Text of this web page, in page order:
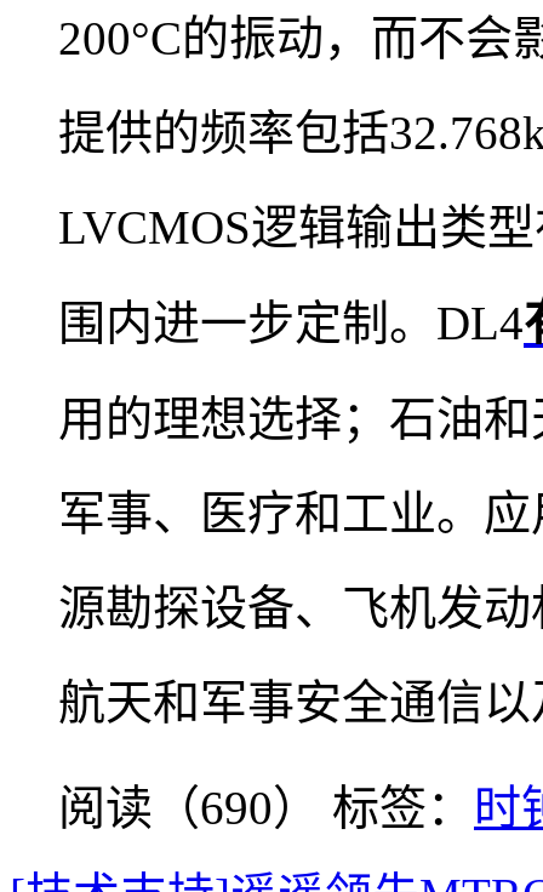
200°C的振动，而不
提供的频率包括
LVCMOS逻辑输出类
围内进一步定制。DL4
用的理想选择；石油
军事、医疗和工业。
源勘探设备、飞机发
航天和军事安全通信
阅读（690） 标签：
时